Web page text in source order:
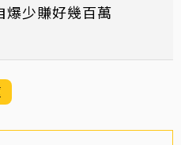
爆少賺好幾百萬